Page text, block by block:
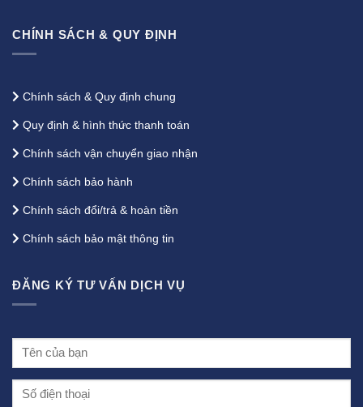
CHÍNH SÁCH & QUY ĐỊNH
Chính sách & Quy định chung
Quy định & hình thức thanh toán
Chính sách vận chuyển giao nhận
Chính sách bảo hành
Chính sách đổi/trả & hoàn tiền
Chính sách bảo mật thông tin
ĐĂNG KÝ TƯ VẤN DỊCH VỤ